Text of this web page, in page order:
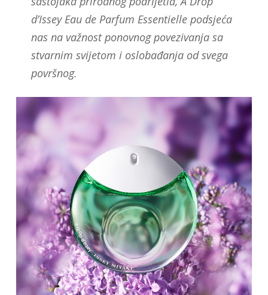
d’Issey Eau de Parfum Essentielle podsjeća
nas na važnost ponovnog povezivanja sa
stvarnim svijetom i oslobađanja od svega
površnog.